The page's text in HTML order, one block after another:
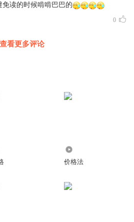
读的时候啃啃巴巴的
0
查看更多评论
价格法